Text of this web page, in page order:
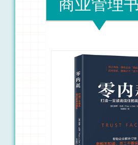
商业管理